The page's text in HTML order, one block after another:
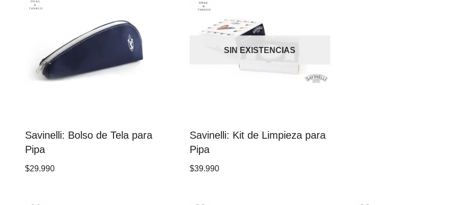
Savinelli: Bolso de Tela para
Pipa
$29.990
SIN EXISTENCIAS
Savinelli: Kit de Limpieza para
Pipa
$39.990